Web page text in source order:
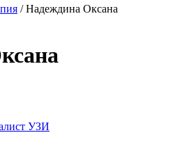
/Надеждина Оксана
УЗИ